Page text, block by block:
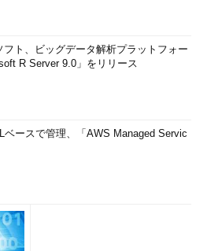
フト、ビッグデータ解析プラットフォー
R Server 9.0」をリリース
ベースで管理、「AWS Managed Servic